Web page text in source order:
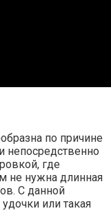
по причине
непосредственно
где
не нужна длинная
С данной
или такая